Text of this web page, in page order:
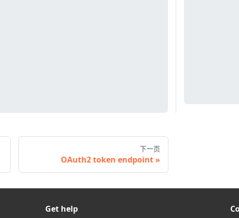
下一页
OAuth2 token endpoint
Get help